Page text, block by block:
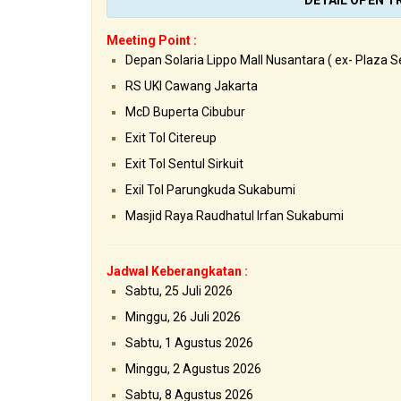
Meeting Point :
Depan Solaria Lippo Mall Nusantara ( ex- Plaza
RS UKI Cawang Jakarta
McD Buperta Cibubur
Exit Tol Citereup
Exit Tol Sentul Sirkuit
Exil Tol Parungkuda Sukabumi
Masjid Raya Raudhatul Irfan Sukabumi
Jadwal Keberangkatan :
Sabtu, 25 Juli 2026
Minggu, 26 Juli 2026
Sabtu, 1 Agustus 2026
Minggu, 2 Agustus 2026
Sabtu, 8 Agustus 2026